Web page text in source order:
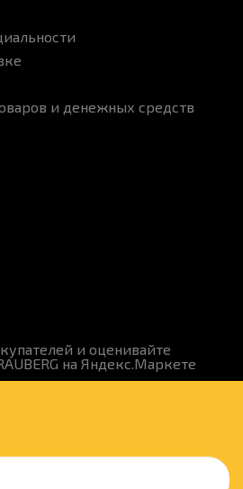
и денежных средств